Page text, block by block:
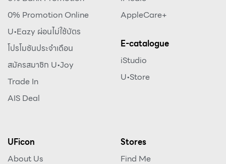
0% Promotion Online
U•Eazy ผ่อนไม่ใช้บัตร
โปรโมชันประจำเดือน
สมัครสมาชิก U•Joy
Trade In
AIS Deal
AppleCare+
E-catalogue
iStudio
U•Store
UFicon
About Us
Stores
Find Me